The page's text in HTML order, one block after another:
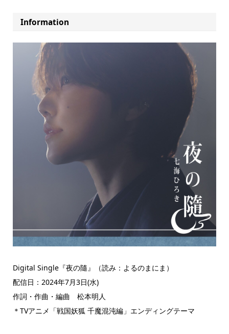
Information
Digital Single『夜の隨』（読み：よるのまにま）
配信日：2024年7月3日(水)
作詞・作曲・編曲 松本明人
＊TVアニメ「戦国妖狐 千魔混沌編」エンディングテーマ